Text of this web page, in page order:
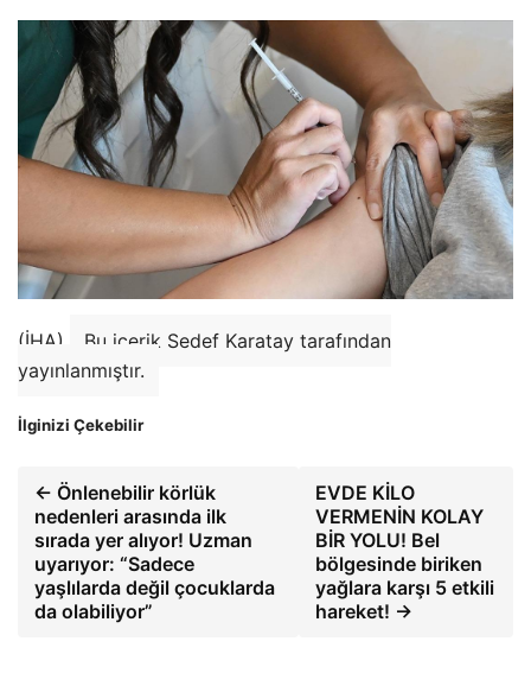
(İHA)
Bu içerik Sedef Karatay tarafından
yayınlanmıştır.
İlginizi Çekebilir
← Önlenebilir körlük
nedenleri arasında ilk
sırada yer alıyor! Uzman
uyarıyor: “Sadece
yaşlılarda değil çocuklarda
da olabiliyor”
EVDE KİLO
VERMENİN KOLAY
BİR YOLU! Bel
bölgesinde biriken
yağlara karşı 5 etkili
hareket! →